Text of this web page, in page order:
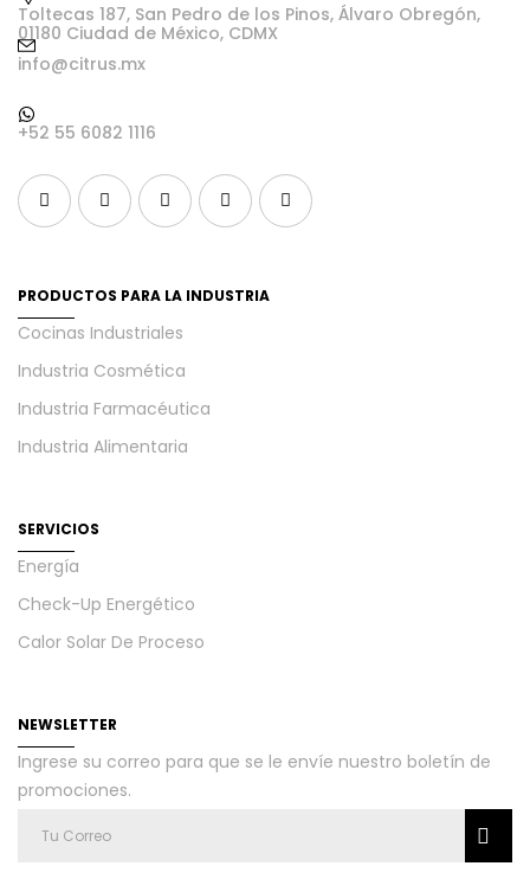
Toltecas 187, San Pedro de los Pinos, Álvaro Obregón,
01180 Ciudad de México, CDMX
info@citrus.mx
+52 55 6082 1116
PRODUCTOS PARA LA INDUSTRIA
Cocinas Industriales
Industria Cosmética
Industria Farmacéutica
Industria Alimentaria
SERVICIOS
Energía
Check-Up Energético
Calor Solar De Proceso
NEWSLETTER
Ingrese su correo para que se le envíe nuestro boletín de
promociones.